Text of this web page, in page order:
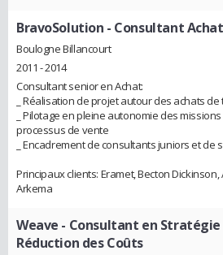
BravoSolution - Consultant
Boulogne Billancourt
2011 - 2014
Consultant senior en Achat:
_ Réalisation de projet autour des achats
_ Pilotage en pleine autonomie des
processus de vente
_ Encadrement de consultants juniors et de
Principaux clients: Eramet, Becton
Arkema
Weave - Consultant en
Réduction des Coûts